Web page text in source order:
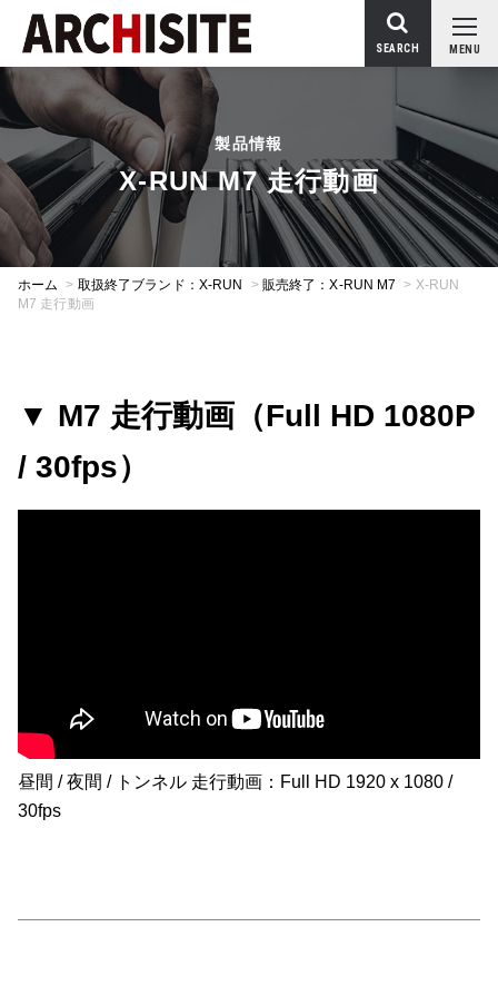
MENU
SEARCH
製品情報
X-RUN M7 走行動画
ホーム > 取扱終了ブランド：X-RUN > 販売終了：X-RUN M7 > X-RUN
M7 走行動画
▼ M7 走行動画（Full HD 1080P
/ 30fps）
昼間 / 夜間 / トンネル 走行動画：Full HD 1920 x 1080 /
30fps